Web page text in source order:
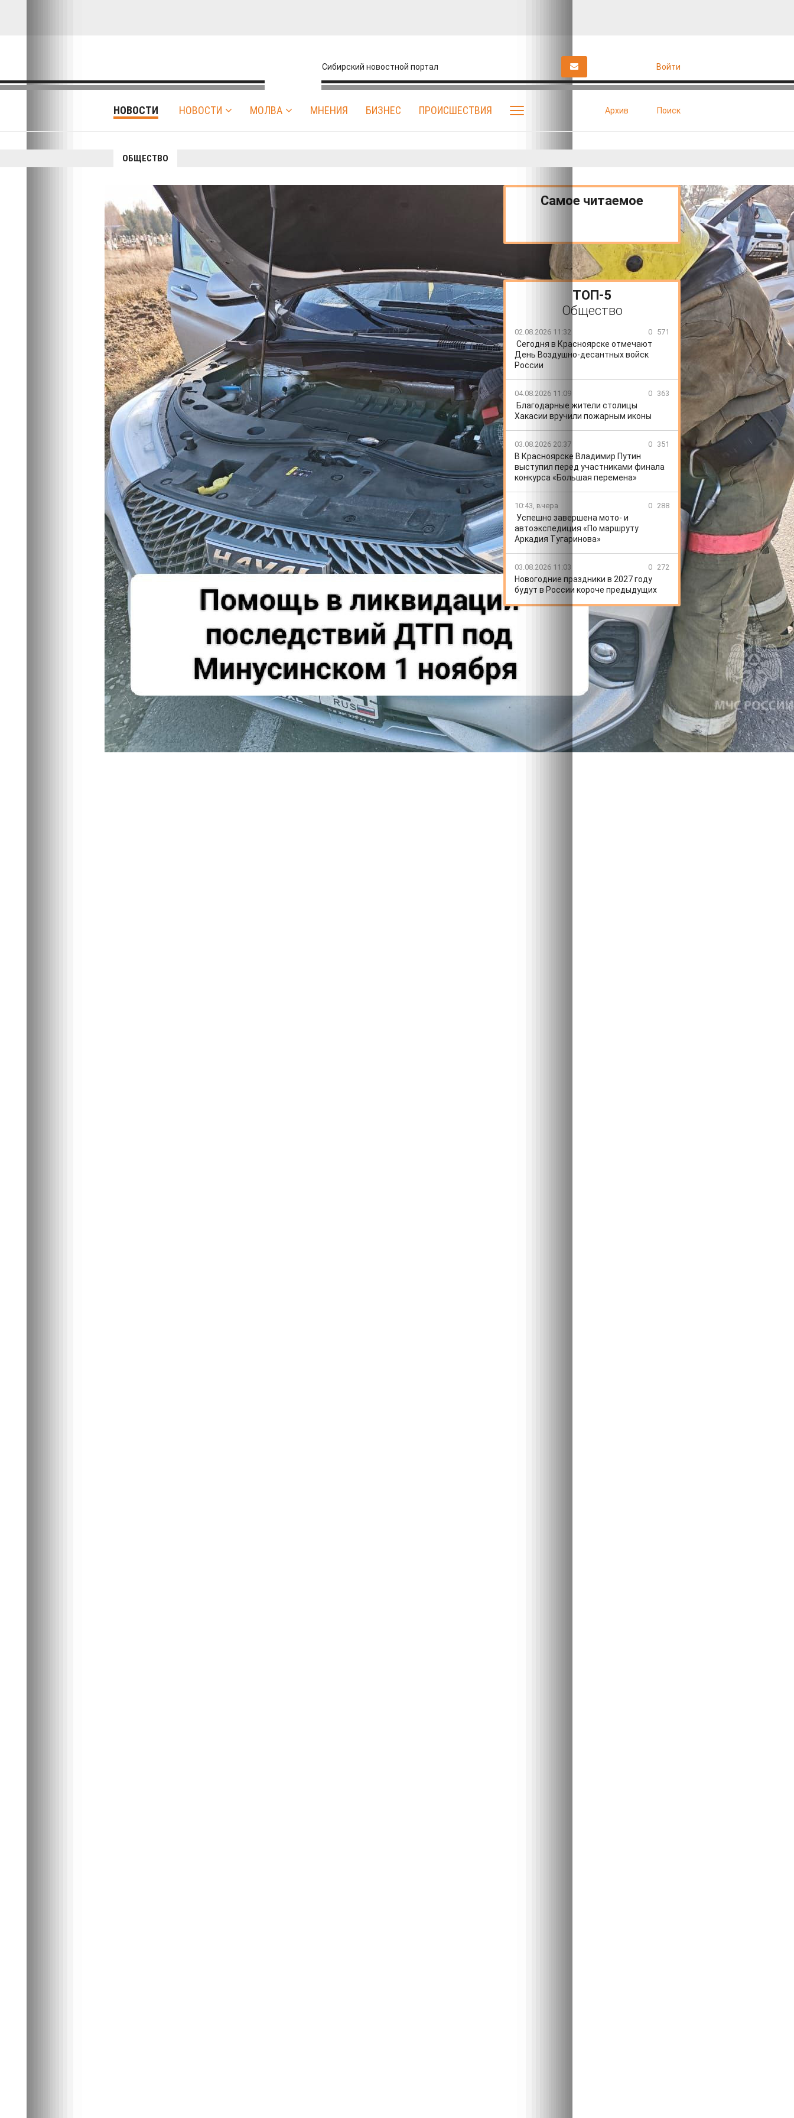
Сибирский новостной портал Войти
НОВОСТИ НОВОСТИ МОЛВА МНЕНИЯ БИЗНЕС ПРОИСШЕСТВИЯ Архив Поиск
ОБЩЕСТВО
ГУ МЧС опубликовало снимки с
пожаров, произошедших на
прошлой неделе
Общество
03.11.2025 12:25
Самое читаемое
ТОП-5
Общество
02.08.2026 11:32 0 571
Сегодня в Красноярске отмечают
День Воздушно-десантных войск
России
04.08.2026 11:09 0 363
Благодарные жители столицы
Хакасии вручили пожарным иконы
03.08.2026 20:37 0 351
В Красноярске Владимир Путин
выступил перед участниками финала
конкурса «Большая перемена»
10:43, вчера 0 288
Успешно завершена мото- и
автоэкспедиция «По маршруту
Аркадия Тугаринова»
03.08.2026 11:03 0 272
Новогодние праздники в 2027 году
будут в России короче предыдущих